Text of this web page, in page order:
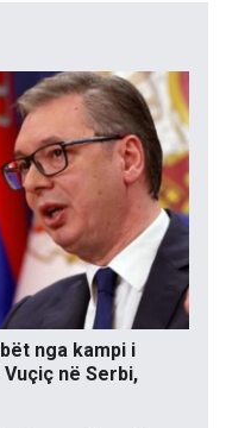
nga kampi i
në Serbi,